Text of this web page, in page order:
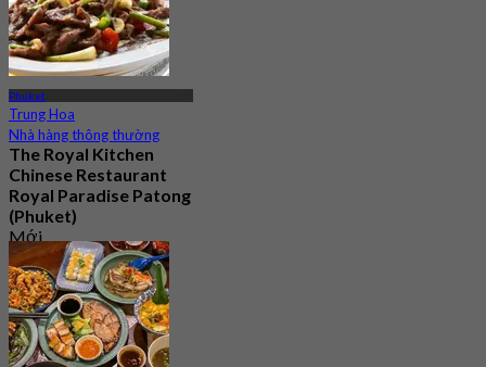
Phuket
Trung Hoa
Nhà hàng thông thường
The Royal Kitchen
Chinese Restaurant
Royal Paradise Patong
(Phuket)
Mới
4.1
Từ฿ 750